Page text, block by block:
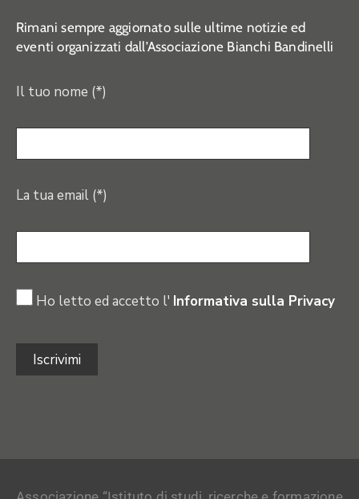
Rimani sempre aggiornato sulle ultime notizie ed
eventi organizzati dall’Associazione Bianchi Bandinelli
Il tuo nome (*)
La tua email (*)
Ho letto ed accetto l' Informativa sulla Privacy